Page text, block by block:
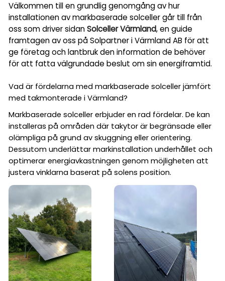
Välkommen till en grundlig genomgång av hur
installationen av markbaserade solceller går till från
oss som driver sidanSolceller Värmland, en guide
framtagen av oss på Solpartner i Värmland AB för att
ge företag och lantbruk den information de behöver
för att fatta välgrundade beslut om sin energiframtid.
Vad är fördelarna med markbaserade solceller jämfört
med takmonterade i Värmland?
Markbaserade solceller erbjuder en rad fördelar. De kan
installeras på områden där takytor är begränsade eller
olämpliga på grund av skuggning eller orientering.
Dessutom underlättar markinstallation underhållet och
optimerar energiavkastningen genom möjligheten att
justera vinklarna baserat på solens position.